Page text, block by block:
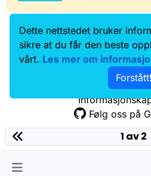
Data.norge.no
Samtykke og
Følg oss på
1 av 2
Dette nettstedet bruker
sikre at du får den beste
vårt. Les mer om
Forstått!